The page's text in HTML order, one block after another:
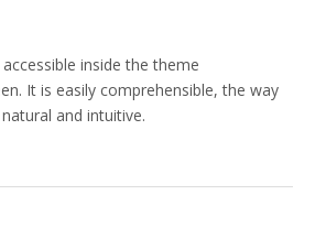
inside the theme
It is easily comprehensible, the way
and intuitive.